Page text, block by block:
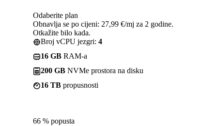
Odaberite plan
Obnavlja se po cijeni: 27,99 €/mj za 2 godine.
Otkažite bilo kada.
Broj vCPU jezgri: 4
16 GB RAM-a
200 GB NVMe prostora na disku
16 TB propusnosti
66 % popusta